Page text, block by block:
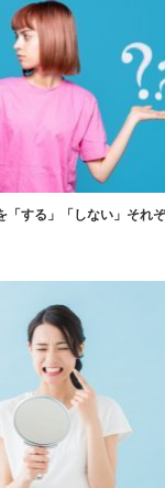
「する」「しない」それ